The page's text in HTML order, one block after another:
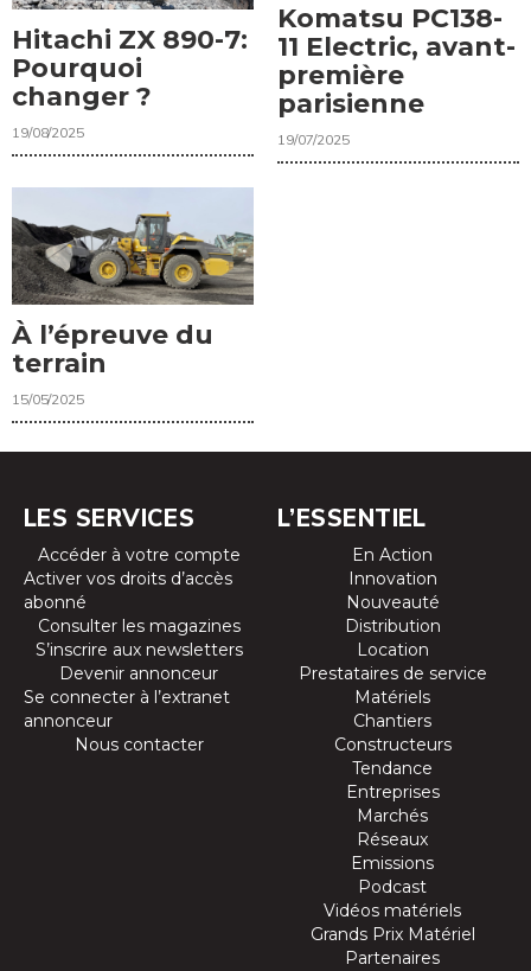
Hitachi ZX 890-7:
Pourquoi
changer ?
19/08/2025
Komatsu PC138-
11 Electric, avant-
première
parisienne
19/07/2025
À l’épreuve du
terrain
15/05/2025
LES SERVICES
Accéder à votre compte
Activer vos droits d’accès
abonné
Consulter les magazines
S’inscrire aux newsletters
Devenir annonceur
Se connecter à l’extranet
annonceur
Nous contacter
L’ESSENTIEL
En Action
Innovation
Nouveauté
Distribution
Location
Prestataires de service
Matériels
Chantiers
Constructeurs
Tendance
Entreprises
Marchés
Réseaux
Emissions
Podcast
Vidéos matériels
Grands Prix Matériel
Partenaires